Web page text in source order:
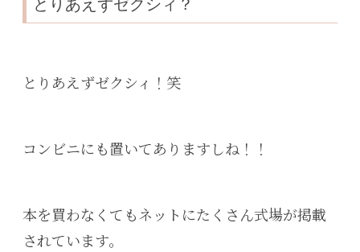
とりあえずゼクシィ？
とりあえずゼクシィ！笑
コンビニにも置いてありますしね！！
本を買わなくてもネットにたくさん式場が掲載
されています。